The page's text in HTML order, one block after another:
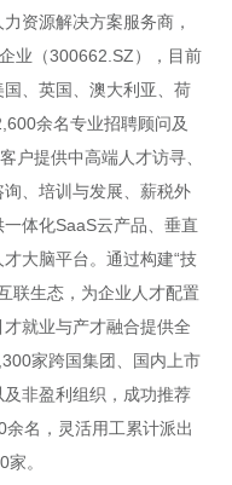
资源解决方案服务商，
业（300662.SZ），目前
、英国、澳大利亚、荷
余名专业招聘顾问及
户提供中高端人才访寻、
、培训与发展、薪税外
体化SaaS云产品、垂直
大脑平台。通过构建“技
联生态，为企业人才配置
就业与产才融合提供全
家跨国集团、国内上市
非盈利组织，成功推荐
名，灵活用工累计派出
。